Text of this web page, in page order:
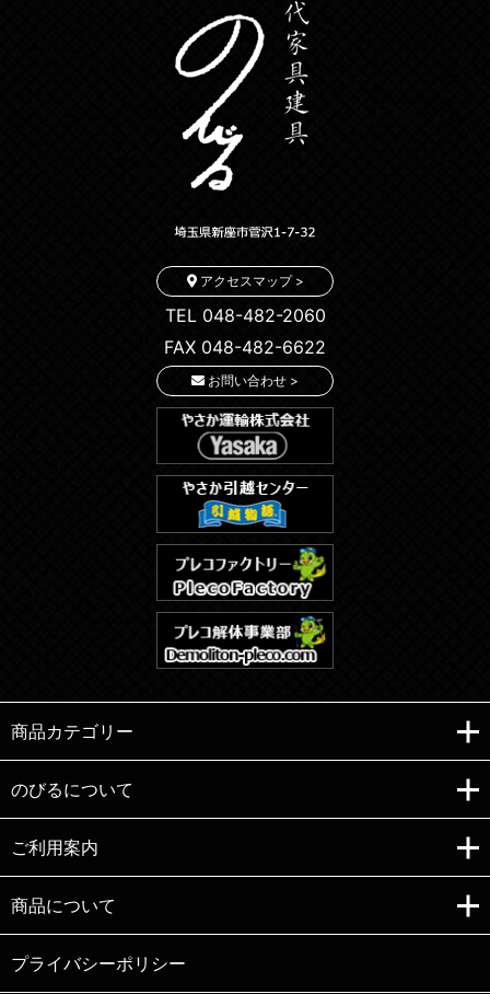
アクセスマップ >
TEL 048-482-2060
FAX 048-482-6622
お問い合わせ >
商品カテゴリー
のびるについて
ご利用案内
商品について
プライバシーポリシー
Copyright (C)e-nobiru All right reserved.